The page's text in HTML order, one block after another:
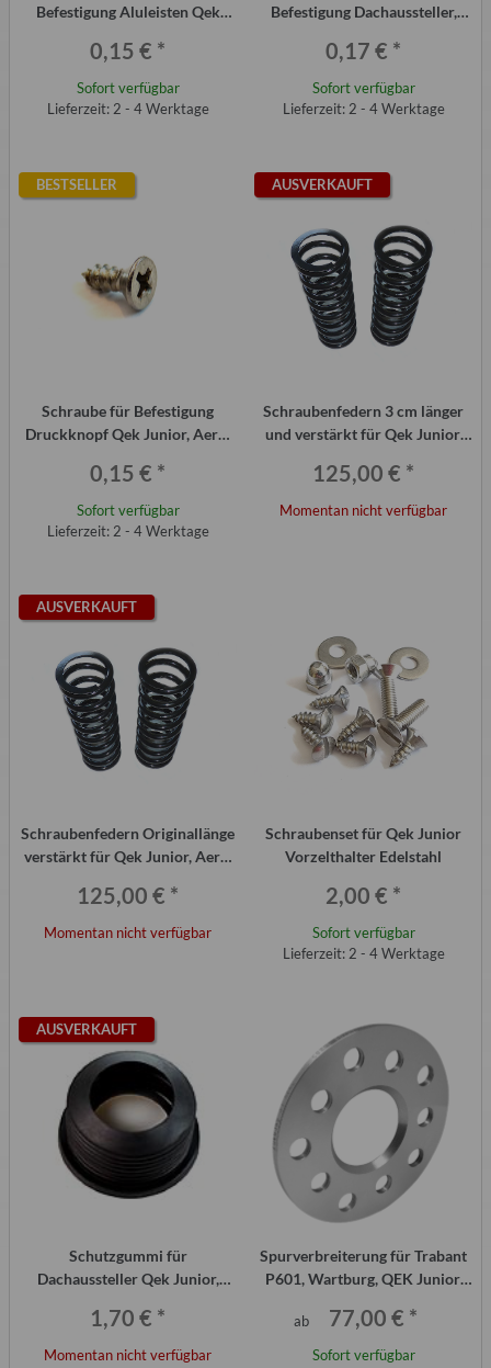
Befestigung Aluleisten Qek
0,15 € *
Sofort verfügbar
Lieferzeit: 2 - 4 Werktage
Befestigung Dachaussteller,
0,17 € *
Sofort verfügbar
Lieferzeit: 2 - 4 Werktage
BESTSELLER
Schraube für Befestigung
Druckknopf Qek Junior, Aero,
0,15 € *
Sofort verfügbar
Lieferzeit: 2 - 4 Werktage
AUSVERKAUFT
Schraubenfedern 3 cm länger
und verstärkt für Qek Junior,
125,00 € *
Momentan nicht verfügbar
AUSVERKAUFT
Schraubenfedern Originallänge
verstärkt für Qek Junior, Aero,
125,00 € *
Momentan nicht verfügbar
Schraubenset für Qek Junior
Vorzelthalter Edelstahl
2,00 € *
Sofort verfügbar
Lieferzeit: 2 - 4 Werktage
AUSVERKAUFT
Schutzgummi für
Dachaussteller Qek Junior,
1,70 € *
Momentan nicht verfügbar
Spurverbreiterung für Trabant
P601, Wartburg, QEK Junior,
ab 77,00 € *
Sofort verfügbar